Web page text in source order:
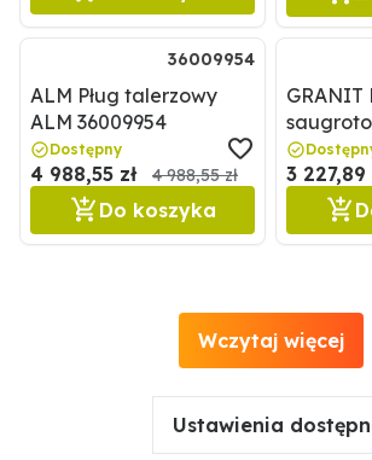
36009954
ALM Pług talerzowy
ALM 36009954
Dostępny
4 988,55 zł 4 988,55 zł
Do koszyka
GRANIT
GRANIT
3 227,89
Wczytaj więcej
Ustawienia